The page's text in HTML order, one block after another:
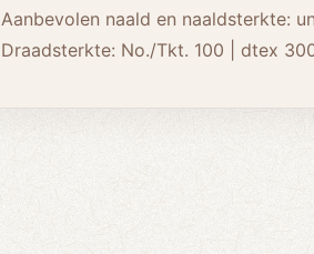
Aanbevolen naald en naaldsterkte:
Draadsterkte: No./Tkt. 100 | dtex